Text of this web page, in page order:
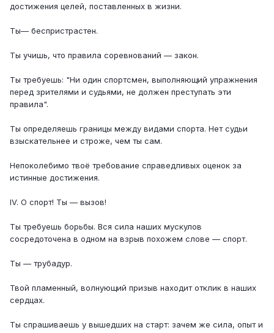
достижения целей, поставленных в жизни.
Ты— беспристрастен.
Ты учишь, что правила соревнований — закон.
Ты требуешь: "Ни один спортсмен, выполняющий упражнения
перед зрителями и судьями, не должен преступать эти
правила".
Ты определяешь границы между видами спорта. Нет судьи
взыскательнее и строже, чем ты сам.
Непоколебимо твоё требование справедливых оценок за
истинные достижения.
IV. О спорт! Ты — вызов!
Ты требуешь борьбы. Вся сила наших мускулов
сосредоточена в одном на взрыв похожем слове — спорт.
Ты — трубадур.
Твой пламенный, волнующий призыв находит отклик в наших
сердцах.
Ты спрашиваешь у вышедших на старт: зачем же сила, опыт и